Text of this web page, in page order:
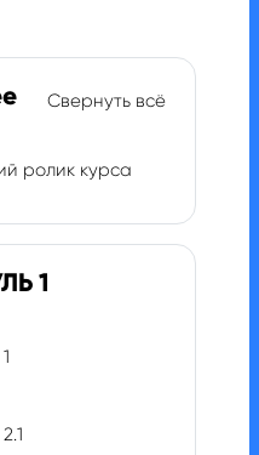
Свернуть всё
ролик курса
1